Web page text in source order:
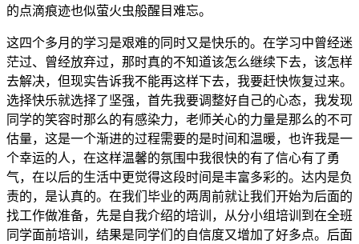
的点滴痕迹也似萤火虫般醒目难忘。
这四个多月的学习是艰难的同时又是快乐的。在学习中曾经迷
茫过、曾经放弃过，那时真的不知道该怎么继续下去，该怎样
去解决，但现实告诉我不能再这样下去，我要赶快恢复过来。
选择快乐就选择了坚强，首先我要调整好自己的心态，我发现
同学的笑容时那么的有感染力，老师关心的力量是那么的不可
估量，这是一个渐进的过程需要的是时间和温暖，也许我是一
个幸运的人，在这样温馨的氛围中我很快的有了信心有了勇
气，在以后的生活中更觉得这段时间是丰富多彩的。达内是负
责的，是认真的。在我们毕业的两周前就让我们开始为后面的
找工作做准备，先是自我介绍的培训，从分小组培训到在全班
同学面前培训，结果是同学们的自信度又增加了好多点。后面